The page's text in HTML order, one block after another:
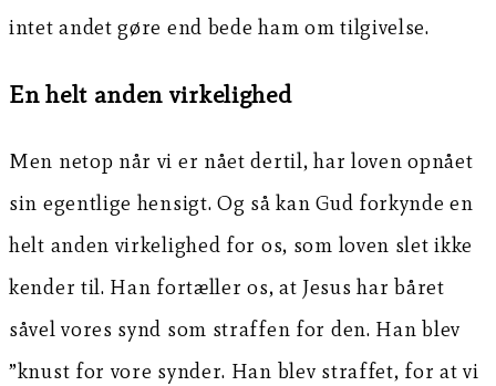
intet andet gøre end bede ham om tilgivelse.
En helt anden virkelighed
Men netop når vi er nået dertil, har loven opnået
sin egentlige hensigt. Og så kan Gud forkynde en
helt anden virkelighed for os, som loven slet ikke
kender til. Han fortæller os, at Jesus har båret
såvel vores synd som straffen for den. Han blev
”knust for vore synder. Han blev straffet, for at vi